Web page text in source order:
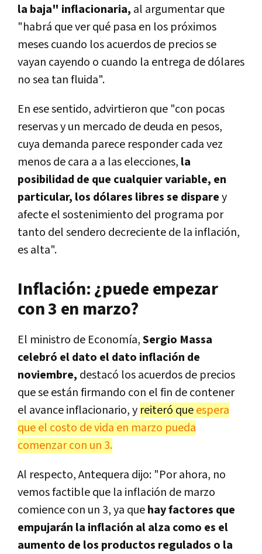
la baja" inflacionaria, al argumentar que
"habrá que ver qué pasa en los próximos
meses cuando los acuerdos de precios se
vayan cayendo o cuando la entrega de dólares
no sea tan fluida".
En ese sentido, advirtieron que "con pocas
reservas y un mercado de deuda en pesos,
cuya demanda parece responder cada vez
menos de cara a a las elecciones, la
posibilidad de que cualquier variable, en
particular, los dólares libres se disparey
afecte el sostenimiento del programa por
tanto del sendero decreciente de la inflación,
es alta".
Inflación: ¿puede empezar
con 3 en marzo?
El ministro de Economía,Sergio Massa
celebró el dato el dato inflación de
noviembre, destacó los acuerdos de precios
que se están firmando con el fin de contener
el avance inflacionario, y reiteró queespera
que el costo de vida en marzo pueda
comenzar con un 3.
Al respecto, Antequera dijo: "Por ahora, no
vemos factible que la inflación de marzo
comience con un 3, ya quehay factores que
empujarán la inflación al alza como es el
aumento de los productos regulados o la